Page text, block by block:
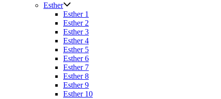
Esther
Esther 1
Esther 2
Esther 3
Esther 4
Esther 5
Esther 6
Esther 7
Esther 8
Esther 9
Esther 10